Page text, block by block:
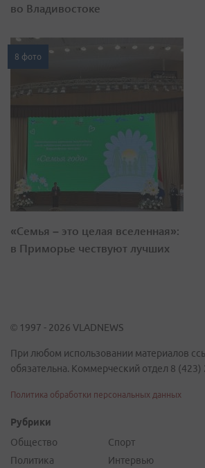
во Владивостоке
8 фото
«Семья – это целая вселенная»:
в Приморье чествуют лучших
© 1997 - 2026 VLADNEWS
При любом использовании материалов
обязательна. Коммерческий отдел 8 (423)
Политика обработки персональных данных
Рубрики
Общество
Политика
Спорт
Интервью